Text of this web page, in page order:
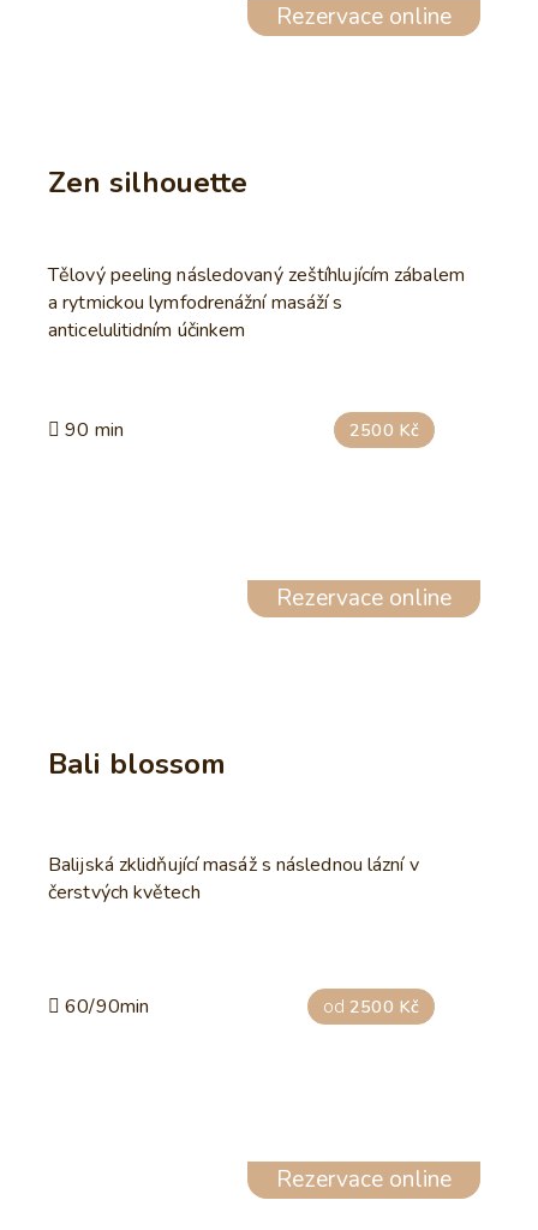
Rezervace online
Zen silhouette
Tělový peeling následovaný zeštíhlujícím zábalem
a rytmickou lymfodrenážní masáží s
anticelulitidním účinkem
90 min 2500 Kč
Rezervace online
Bali blossom
Balijská zklidňující masáž s následnou lázní v
čerstvých květech
60/90min od 2500 Kč
Rezervace online